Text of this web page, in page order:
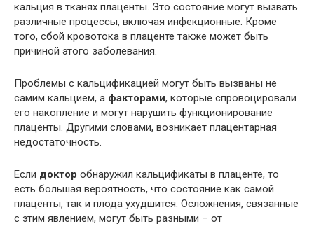
кальция в тканях плаценты. Это состояние могут вызвать
различные процессы, включая инфекционные. Кроме
того, сбой кровотока в плаценте также может быть
причиной этого заболевания.
Проблемы с кальцификацией могут быть вызваны не
самим кальцием, а факторами, которые спровоцировали
его накопление и могут нарушить функционирование
плаценты. Другими словами, возникает плацентарная
недостаточность.
Если доктор обнаружил кальцификаты в плаценте, то
есть большая вероятность, что состояние как самой
плаценты, так и плода ухудшится. Осложнения, связанные
с этим явлением, могут быть разными – от